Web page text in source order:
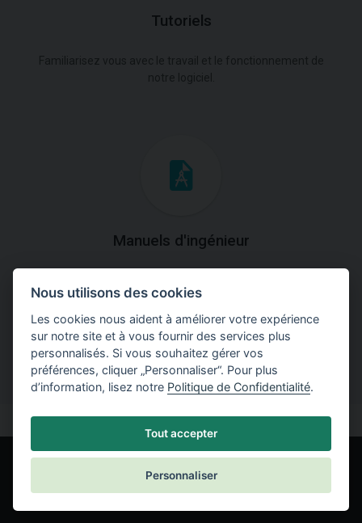
Tutoriels
Manuels d'ingénieur
théoriques et pratiques du fonctionnement des
programmes.
Nous utilisons des cookies
Les cookies nous aident à améliorer votre expérience
sur notre site et à vous fournir des services plus
personnalisés. Si vous souhaitez gérer vos
préférences, cliquer „Personnaliser“. Pour plus
d’information, lisez notre Politique de Confidentialité.
Tout accepter
Personnaliser